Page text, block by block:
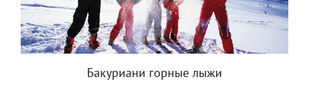
Бакуриани горные лыжи